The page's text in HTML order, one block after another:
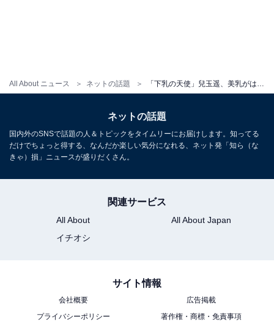
All About ニュース ネットの話題
ネットの話題
国内外のSNSで話題の人＆トピックをタイムリーにお届けします。知ってる
だけでちょっと得する、なんだか楽しい気分になれる、ネット発「知ら（な
きゃ）損」ニュースが盛りだくさん。
関連サービス
All About
All About Japan
イチオシ
サイト情報
会社概要
広告掲載
プライバシーポリシー
著作権・商標・免責事項